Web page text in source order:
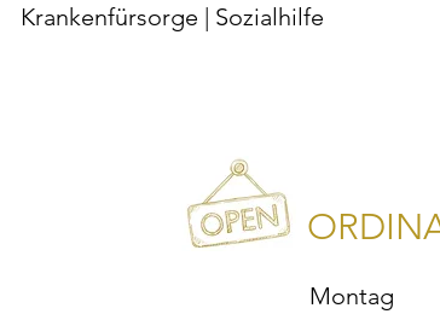
Krankenfürsorge | Sozialhilfe
Montag